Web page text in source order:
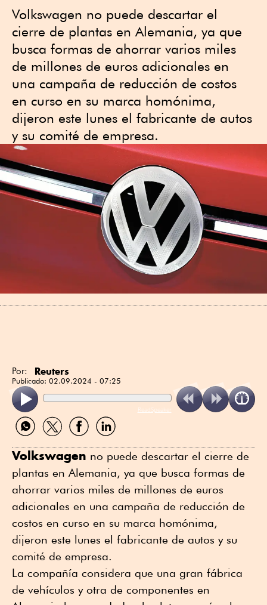
Volkswagen no puede descartar el
cierre de plantas en Alemania, ya que
busca formas de ahorrar varios miles
de millones de euros adicionales en
una campaña de reducción de costos
en curso en su marca homónima,
dijeron este lunes el fabricante de autos
y su comité de empresa.
Por: Reuters
Publicado: 02.09.2024 - 07:25
ReadSpeaker
Compartir
por
Compartir
por
Compartir
por
Compartir
por
Volkswagen no puede descartar el cierre de
plantas en Alemania, ya que busca formas de
ahorrar varios miles de millones de euros
adicionales en una campaña de reducción de
costos en curso en su marca homónima,
dijeron este lunes el fabricante de autos y su
comité de empresa.
La compañía considera que una gran fábrica
de vehículos y otra de componentes en